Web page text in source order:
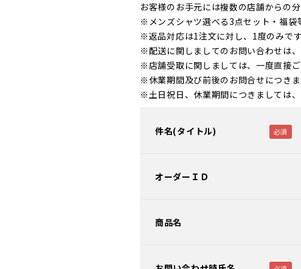
お客様のお手元には複数の店舗からの
※メンズシャツ選べる3点セット・福袋
※返品対応は1注文に対し、1度のみで
※配送に関しましてのお問い合わせは
※店舗受取に関しましては、一度直接
※休業期間及び前後のお問合せにつき
※土日祝日、休業期間につきましては
件名(タイトル)
オーダーＩＤ
商品名